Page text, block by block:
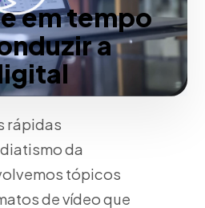
em tempo
a
rápidas
da
tópicos
de vídeo que